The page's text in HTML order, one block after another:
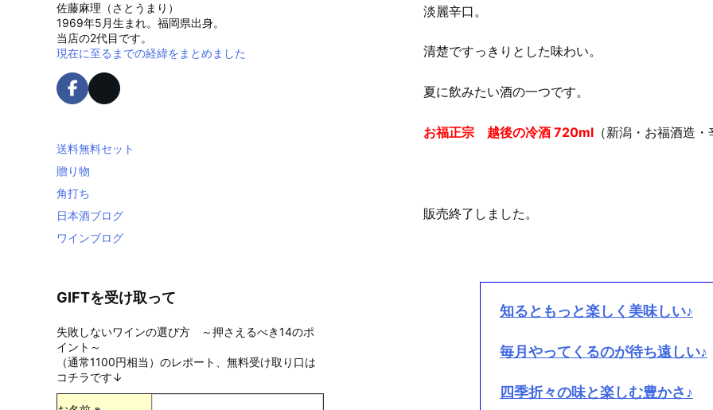
淡麗辛口。
清楚ですっきりとした味わい。
夏に飲みたい酒の一つです。
お福正宗 越後の冷酒 720ml （新潟・お福酒造
販売終了しました。
知るともっと楽しく美味しい♪
毎月やってくるのが待ち遠しい♪
四季折々の味と楽しむ豊かさ♪
佐藤麻理（さとうまり）
1969年5月生まれ。福岡県出身。
当店の2代目です。
現在に至るまでの経緯をまとめました
送料無料セット
贈り物
角打ち
日本酒ブログ
ワインブログ
GIFTを受け取って
失敗しないワインの選び方 ～押さえるべき14のポ
イント～
（通常1100円相当）のレポート、無料受け取り口は
コチラです↓